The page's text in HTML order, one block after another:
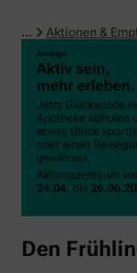
... Aktionen &
Den